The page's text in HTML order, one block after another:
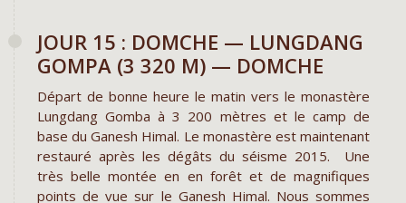
JOUR 15 : DOMCHE — LUNGDANG
GOMPA (3 320 M) — DOMCHE
Départ de bonne heure le matin vers le monastère
Lungdang Gomba à 3 200 mètres et le camp de
base du Ganesh Himal. Le monastère est maintenant
restauré après les dégâts du séisme 2015. Une
très belle montée en en forêt et de magnifiques
points de vue sur le Ganesh Himal. Nous sommes